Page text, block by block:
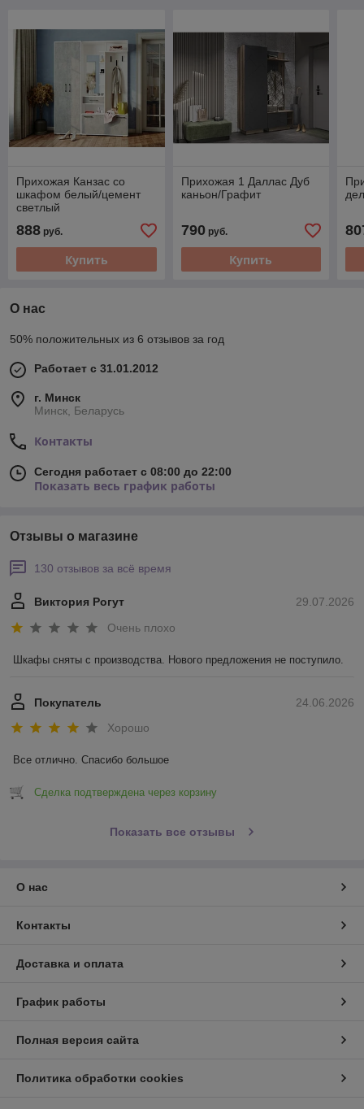
Прихожая Канзас со
шкафом белый/цемент
светлый
888 руб.
Купить
Прихожая 1 Даллас Дуб
каньон/Графит
790руб.
Купить
О нас
50% положительных из 6 отзывов за год
Работает с 31.01.2012
г. Минск
Минск, Беларусь
Контакты
Сегодня работает с 08:00 до 22:00
Показать весь график работы
Отзывы о магазине
130 отзывов за всё время
29.07.2026
Виктория Рогут
Очень плохо
Шкафы сняты с производства. Нового предложения не поступило.
24.06.2026
Покупатель
Хорошо
Все отлично. Спасибо большое
Сделка подтверждена через корзину
Показать все отзывы
О нас
Контакты
Доставка и оплата
График работы
Полная версия сайта
Политика обработки cookies